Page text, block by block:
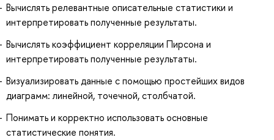
Вычислять релевантные описательные статистики и
интерпретировать полученные результаты.
Вычислять коэффициент корреляции Пирсона и
интерпретировать полученные результаты.
Визуализировать данные с помощью простейших видов
диаграмм: линейной, точечной, столбчатой.
Понимать и корректно использовать основные
статистические понятия.